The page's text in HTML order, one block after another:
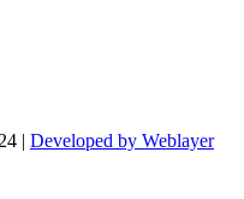
| Developed by Weblayer